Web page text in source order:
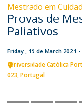
Mestrado em
Provas de
Paliativos
Friday , 19 de March 2021 -
Universidade Católica
023 Portugal